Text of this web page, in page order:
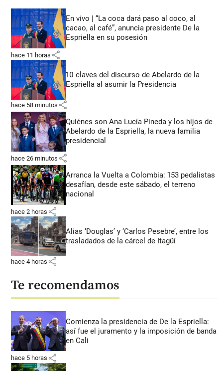
En vivo | “La coca dará paso al coco, al
cacao, al café”, anuncia presidente De la
Espriella en su posesión
hace 11 horas share
10 claves del discurso de Abelardo de la
Espriella al asumir la Presidencia
hace 58 minutos share
Quiénes son Ana Lucía Pineda y los hijos de
Abelardo de la Espriella, la nueva familia
presidencial
hace 26 minutos share
Arranca la Vuelta a Colombia: 153 pedalistas
desafían, desde este sábado, el terreno
nacional
hace 2 horas share
Alias ‘Douglas’ y ‘Carlos Pesebre’, entre los
trasladados de la cárcel de Itagüí
hace 4 horas share
Te recomendamos
Comienza la presidencia de De la Espriella:
así fue el juramento y la imposición de banda
en Cali
hace 5 horas share